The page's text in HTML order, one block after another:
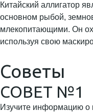
Китайский аллигатор
основном рыбой,
млекопитающими. Он
используя свою
Советы
СОВЕТ №1
Изучите информацию о